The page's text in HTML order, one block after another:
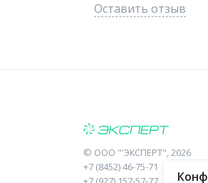
Оставить отзыв
© ООО "'ЭКСПЕРТ", 2026
+7 (8452) 46-75-71